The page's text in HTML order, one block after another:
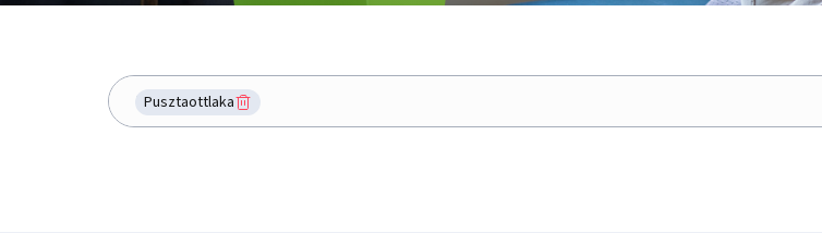
Hol keresel?
Pusztaottlaka